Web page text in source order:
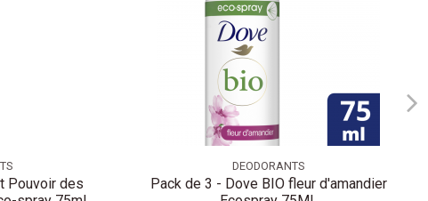
Pouvoir des
DEODORANTS
Pack de 3 - Dove BIO fleur d'amandier